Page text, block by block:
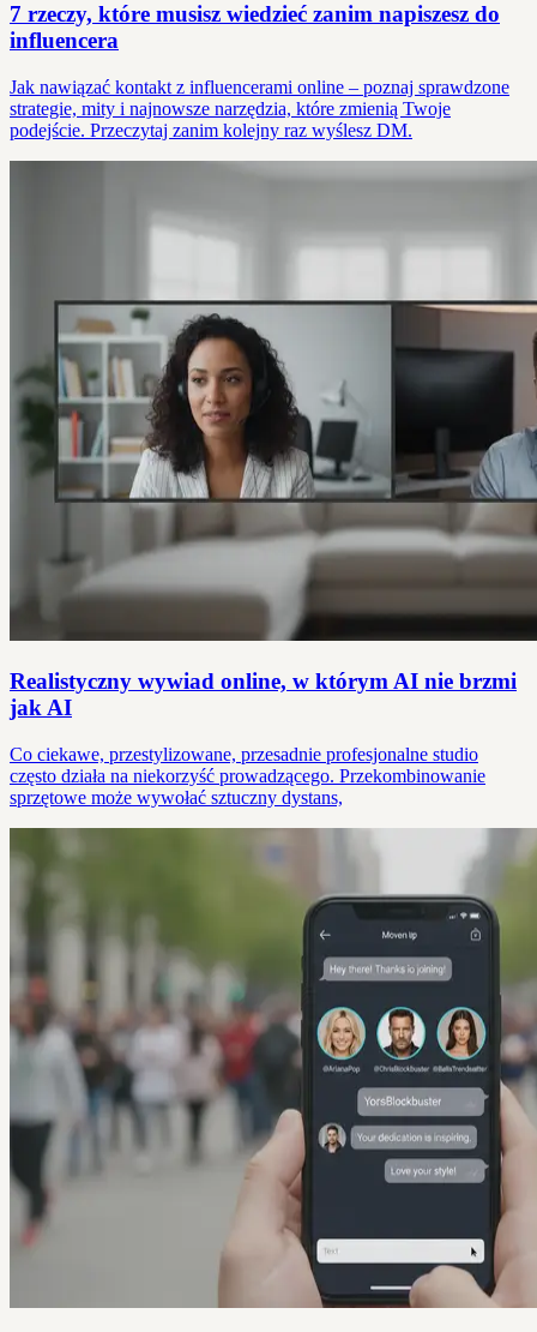
7 rzeczy, które musisz wiedzieć zanim napiszesz do
influencera
Jak nawiązać kontakt z influencerami online – poznaj sprawdzone
strategie, mity i najnowsze narzędzia, które zmienią Twoje
podejście. Przeczytaj zanim kolejny raz wyślesz DM.
Realistyczny wywiad online, w którym AI nie brzmi
jak AI
Co ciekawe, przestylizowane, przesadnie profesjonalne studio
często działa na niekorzyść prowadzącego. Przekombinowanie
sprzętowe może wywołać sztuczny dystans,